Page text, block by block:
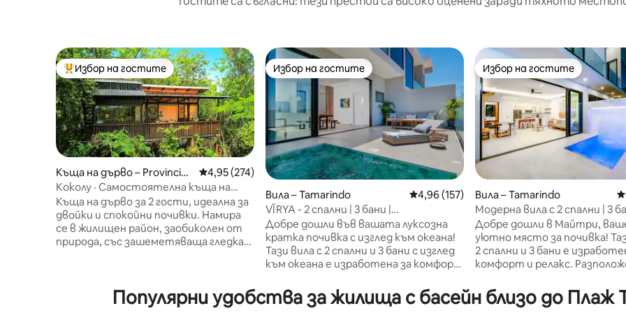
Най-популярен избор на гостите
Избор на гостите
Къща на дърво – Provincia
de Guanacaste
Средна оценка: 4,95 от 5, 274 отзива
4,95 (274)
Коколу · Самостоятелна къща на
дърво · Изглед към океана ·
Къща на дърво за 2 гости, идеална за
двойки и спокойни почивки. Намира
се в жилищен район, заобиколен от
природа, със зашеметяваща гледка
Отпуснете се в малкия басейн под
дърветата, отпуснете се в
Избор на гостите
Избор на гостите
Вила – Tamarindo Средна оценка: 4,96 от 5, 157 отзива
4,96 (157)
VĪRYA - 2 спални | 3 бани |
Самостоятелен басейн | Изглед към
океана
Добре дошли във вашата луксозна
кратка почивка с изглед към океана!
Тази вила с 2 спални и 3 бани с изглед
към океана е изработена за комфорт
минути пеша от плажа, ще имате
перфектната комбинация от отдих
Избор на гостите
Избор на гостите
Вила – Tamarindo
Модерна вила с 2 спални | 3
Плажен клуб |
Добре дошли в Майтри,
уютно място за почивка! Тази вила с
2 спални и 3 бани е
комфорт и релакс.
имате перфектната
спокойствие и приключения.
Популярни удобства за жилища с басейн близо до Плаж